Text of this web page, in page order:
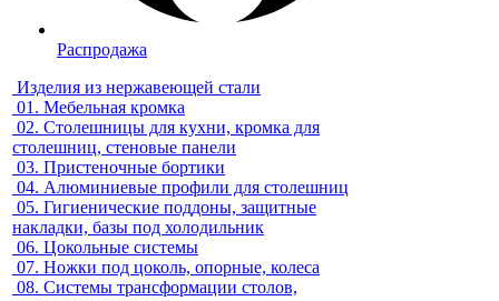
Распродажа
Изделия из нержавеющей стали
01. Мебельная кромка
02. Столешницы для кухни, кромка для
столешниц, стеновые панели
03. Пристеночные бортики
04. Алюминиевые профили для столешниц
05. Гигиенические поддоны, защитные
накладки, базы под холодильник
06. Цокольные системы
07. Ножки под цоколь, опорные, колеса
08. Системы трансформации столов,